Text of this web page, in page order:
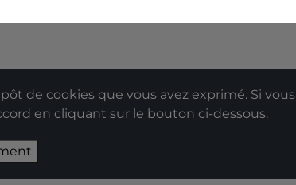
de cookies que vous avez exprimé. Si vous
en cliquant sur le bouton ci-dessous.